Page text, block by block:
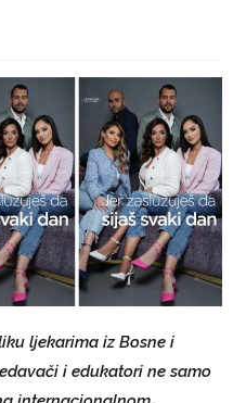
ljekarima iz Bosne i
i edukatori ne samo